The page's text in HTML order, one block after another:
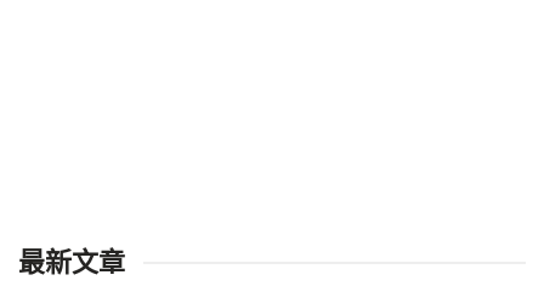
最新文章